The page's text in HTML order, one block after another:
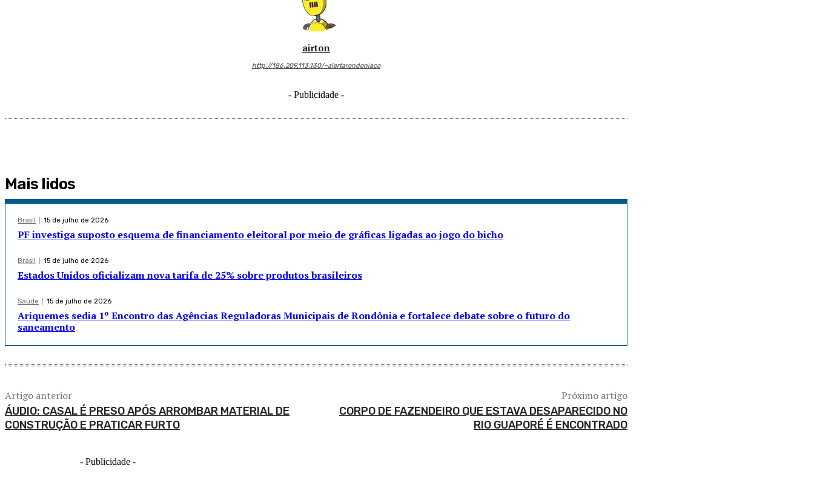
airton
http://186.209.113.130/~alertarondoniaco
- Publicidade -
Mais lidos
Brasil 15 de julho de 2026
PF investiga suposto esquema de financiamento eleitoral por meio de gráficas ligadas ao jogo do bicho
Brasil 15 de julho de 2026
Estados Unidos oficializam nova tarifa de 25% sobre produtos brasileiros
Saúde 15 de julho de 2026
Ariquemes sedia 1º Encontro das Agências Reguladoras Municipais de Rondônia e fortalece debate sobre o futuro do
saneamento
Artigo anterior
ÁUDIO: CASAL É PRESO APÓS ARROMBAR MATERIAL DE
CONSTRUÇÃO E PRATICAR FURTO
Próximo artigo
CORPO DE FAZENDEIRO QUE ESTAVA DESAPARECIDO NO
RIO GUAPORÉ É ENCONTRADO
- Publicidade -